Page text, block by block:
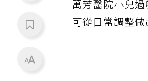
萬芳醫院小兒
可從日常調整